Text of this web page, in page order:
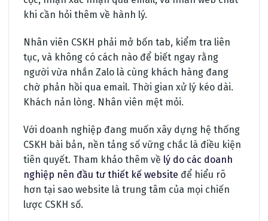
khi cần hỏi thêm về hành lý.
Nhân viên CSKH phải mở bốn tab, kiểm tra liên
tục, và không có cách nào để biết ngay rằng
người vừa nhắn Zalo là cùng khách hàng đang
chờ phản hồi qua email. Thời gian xử lý kéo dài.
Khách nản lòng. Nhân viên mệt mỏi.
Với doanh nghiệp đang muốn xây dựng hệ thống
CSKH bài bản, nền tảng số vững chắc là điều kiện
tiên quyết. Tham khảo thêm về lý do các doanh
nghiệp nên đầu tư thiết kế website để hiểu rõ
hơn tại sao website là trung tâm của mọi chiến
lược CSKH số.